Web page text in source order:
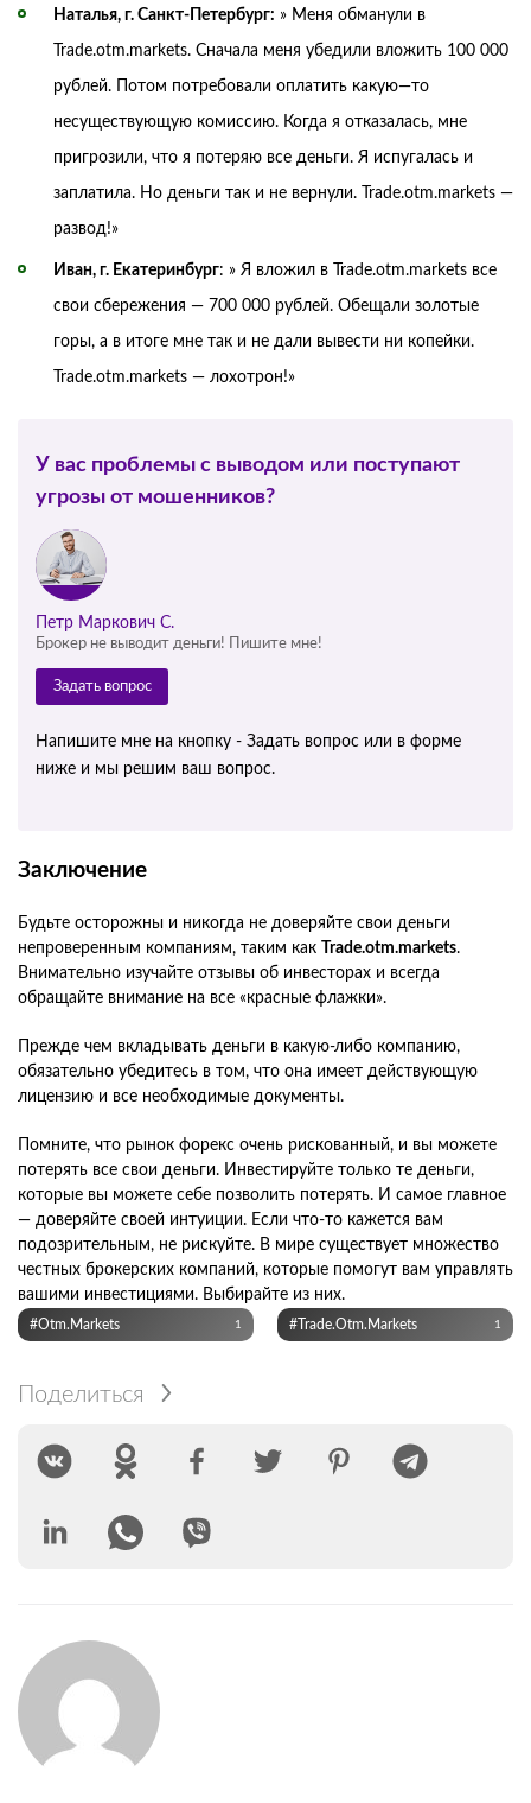
Наталья, г. Санкт-Петербург: » Меня обманули в
Trade.otm.markets. Сначала меня убедили вложить 100 000
рублей. Потом потребовали оплатить какую—то
несуществующую комиссию. Когда я отказалась, мне
пригрозили, что я потеряю все деньги. Я испугалась и
заплатила. Но деньги так и не вернули. Trade.otm.markets —
развод!»
Иван, г. Екатеринбург: » Я вложил в Trade.otm.markets все
свои сбережения — 700 000 рублей. Обещали золотые
горы, а в итоге мне так и не дали вывести ни копейки.
Trade.otm.markets — лохотрон!»
У вас проблемы с выводом или поступают
угрозы от мошенников?
Петр Маркович С.
Брокер не выводит деньги! Пишите мне!
Задать вопрос
Напишите мне на кнопку - Задать вопрос или в форме
ниже и мы решим ваш вопрос.
Заключение
Будьте осторожны и никогда не доверяйте свои деньги
непроверенным компаниям, таким как
Trade.otm.markets.
Внимательно изучайте отзывы об инвесторах и всегда
обращайте внимание на все «красные флажки».
Прежде чем вкладывать деньги в какую-либо компанию,
обязательно убедитесь в том, что она имеет действующую
лицензию и все необходимые документы.
Помните, что рынок форекс очень рискованный, и вы можете
потерять все свои деньги. Инвестируйте только те деньги,
которые вы можете себе позволить потерять. И самое главное
— доверяйте своей интуиции. Если что-то кажется вам
подозрительным, не рискуйте. В мире существует множество
честных брокерских компаний, которые помогут вам управлять
вашими инвестициями. Выбирайте из них.
#otm.markets 1 #Trade.otm.markets 1
Поделиться